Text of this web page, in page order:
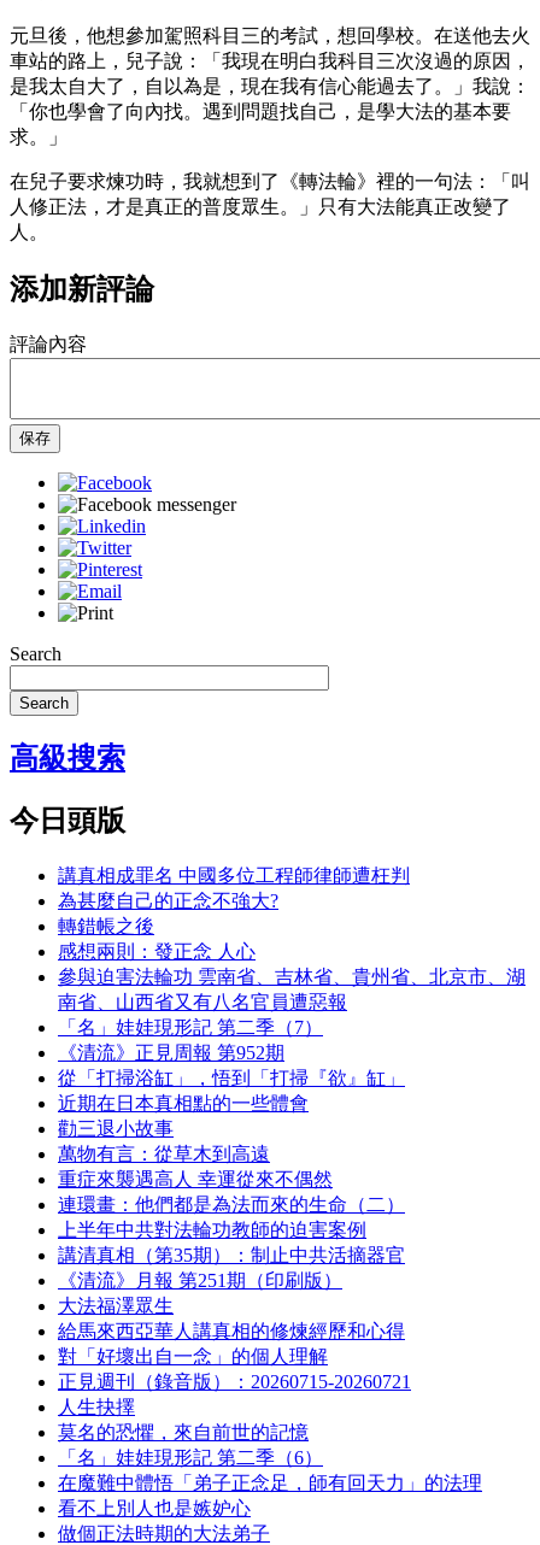
元旦後，他想參加駕照科目三的考試，想回學校。在送他去火
車站的路上，兒子說：「我現在明白我科目三次沒過的原因，
是我太自大了，自以為是，現在我有信心能過去了。」我說：
「你也學會了向內找。遇到問題找自己，是學大法的基本要
求。」
在兒子要求煉功時，我就想到了《轉法輪》裡的一句法：「叫
人修正法，才是真正的普度眾生。」只有大法能真正改變了
人。
添加新評論
評論內容
保存
Search
Search
高級搜索
今日頭版
講真相成罪名 中國多位工程師律師遭枉判
為甚麼自己的正念不強大?
轉錯帳之後
感想兩則：發正念 人心
參與迫害法輪功 雲南省、吉林省、貴州省、北京市、湖
南省、山西省又有八名官員遭惡報
「名」娃娃現形記 第二季（7）
《清流》正見周報 第952期
從「打掃浴缸」，悟到「打掃『欲』缸」
近期在日本真相點的一些體會
勸三退小故事
萬物有言：從草木到高遠
重症來襲遇高人 幸運從來不偶然
連環畫：他們都是為法而來的生命（二）
上半年中共對法輪功教師的迫害案例
講清真相（第35期）：制止中共活摘器官
《清流》月報 第251期（印刷版）
大法福澤眾生
給馬來西亞華人講真相的修煉經歷和心得
對「好壞出自一念」的個人理解
正見週刊（錄音版）：20260715-20260721
人生抉擇
莫名的恐懼，來自前世的記憶
「名」娃娃現形記 第二季（6）
在魔難中體悟「弟子正念足，師有回天力」的法理
看不上別人也是嫉妒心
做個正法時期的大法弟子